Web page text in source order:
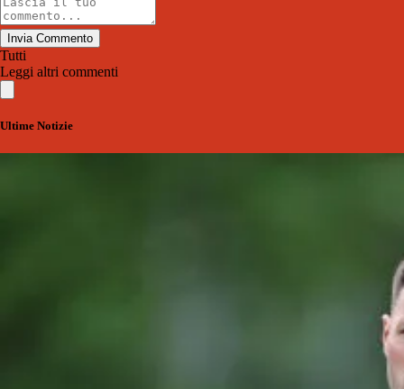
Invia Commento
Tutti
Leggi altri commenti
Ultime Notizie